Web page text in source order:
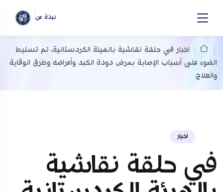
نبذة عن
اخبار في حلقة نقاشية بالهيئة الكردستانية، تم تسليط
الضوء على أسباب الإصابة بمرض دودة الكبد وأعراضه وطرق الوقاية
والعلاج
اخبار
في حلقة نقاشية